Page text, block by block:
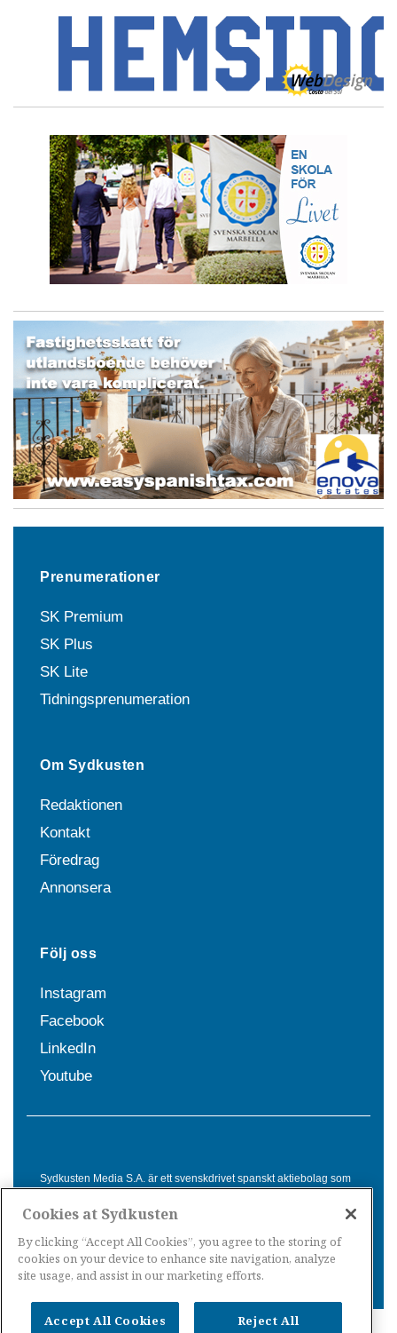
Prenumerationer
SK Premium
SK Plus
SK Lite
Tidningsprenumeration
Om Sydkusten
Redaktionen
Kontakt
Föredrag
Annonsera
Följ oss
Instagram
Facebook
LinkedIn
Youtube
Sydkusten Media S.A. är ett svenskdrivet spanskt aktiebolag som
Spanien. Genom nyhetsbevakning av hela Spanien, med bas på
informationsförmedling för svenskar i Spanien.
Cookies at Sydkusten
By clicking “Accept All Cookies”, you agree to the storing of
cookies on your device to enhance site navigation, analyze
site usage, and assist in our marketing efforts.
Accept All Cookies Reject All